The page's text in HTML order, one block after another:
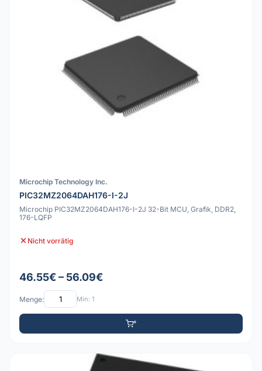
Microchip Technology Inc.
PIC32MZ2064DAH176-I-2J
Microchip PIC32MZ2064DAH176-I-2J 32-Bit MCU, Grafik, DDR2,
176-LQFP
Nicht vorrätig
46.55€ – 56.09€
Menge: Min: 1